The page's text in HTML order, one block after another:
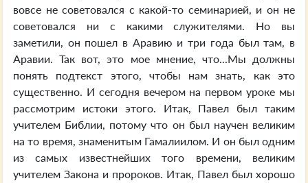
вовсе не советовался с какой-то семинарией, и он не
советовался ни с какими служителями. Но вы
заметили, он пошел в Аравию и три года был там, в
Аравии. Так вот, это мое мнение, что...Мы должны
понять подтекст этого, чтобы нам знать, как это
существенно. И сегодня вечером на первом уроке мы
рассмотрим истоки этого. Итак, Павел был таким
учителем Библии, потому что он был научен великим
на то время, знаменитым Гамалиилом. И он был одним
из самых известнейших того времени, великим
учителем Закона и пророков. Итак, Павел был хорошо